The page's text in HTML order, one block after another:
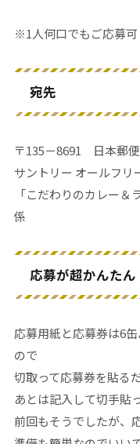
※1人何口でもご応募可
宛先
〒135－8691 日本郵
サントリー オールフリ
「こだわりのカレー
係
応募が超かんたん
応募用紙と応募券は6
ので
切取って応募券を貼る
あとは記入して切手貼
前回もそうでしたが、